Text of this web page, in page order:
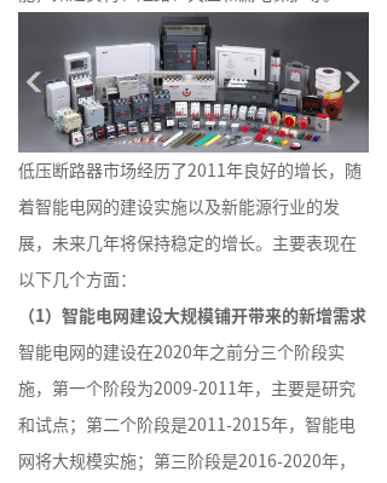
低压断路器市场经历了2011年良好的增长，随
着智能电网的建设实施以及新能源行业的发
展，未来几年将保持稳定的增长。主要表现在
以下几个方面：
（1）智能电网建设大规模铺开带来的新增需求
智能电网的建设在2020年之前分三个阶段实
施，第一个阶段为2009-2011年，主要是研究
和试点；第二个阶段是2011-2015年，智能电
网将大规模实施；第三阶段是2016-2020年，